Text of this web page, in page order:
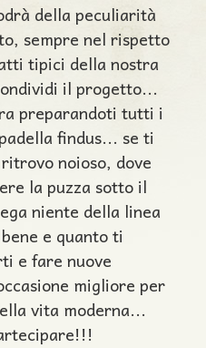
della peculiarità
sempre nel rispetto
tipici della nostra
il progetto...
preparandoti tutti i
findus... se ti
noioso, dove
la puzza sotto il
niente della linea
e quanto ti
e fare nuove
migliore per
vita moderna...